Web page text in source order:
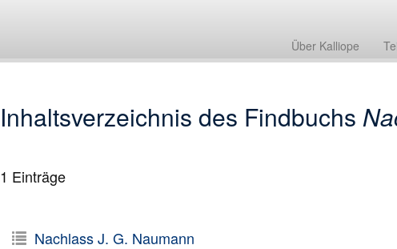
Über Kalliope
Inhaltsverzeichnis des Findbuchs
1 Einträge
Nachlass J. G. Naumann